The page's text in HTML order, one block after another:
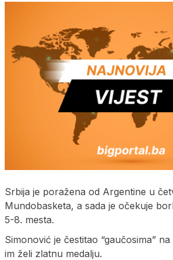
Srbija je poražena od Argentine u
Mundobasketa, a sada je očekuje
5-8. mesta.
Simonović je čestitao “gaučosima”
im želi zlatnu medalju.